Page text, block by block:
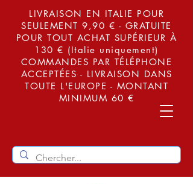
LIVRAISON EN ITALIE POUR
SEULEMENT 9,90 € - GRATUITE
POUR TOUT ACHAT SUPÉRIEUR À
130 € (Italie uniquement)
COMMANDES PAR TÉLÉPHONE
ACCEPTÉES - LIVRAISON DANS
TOUTE L'EUROPE - MONTANT
MINIMUM 60 €